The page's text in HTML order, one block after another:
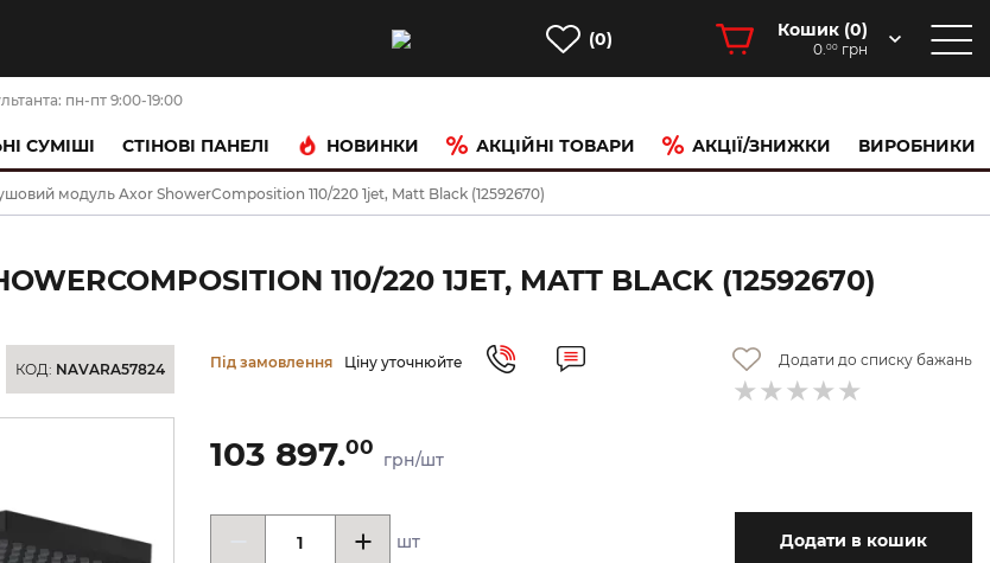
(0) Кошик (0)
0.00 грн
пн-пт 9:00-19:00
СУМІШІ CТІНОВІ ПАНЕЛІ НОВИНКИ АКЦІЙНІ ТОВАРИ АКЦІЇ/ЗНИЖКИ ВИРОБНИКИ
модуль Axor ShowerComposition 110/220 1jet, Matt Black (12592670)
110/220 1JET, MATT BLACK (12592670)
КОД: NAVARA57824 Під замовлення Ціну уточнюйте Додати до списку бажань
103 897.00
грн/шт
шт Додати в кошик